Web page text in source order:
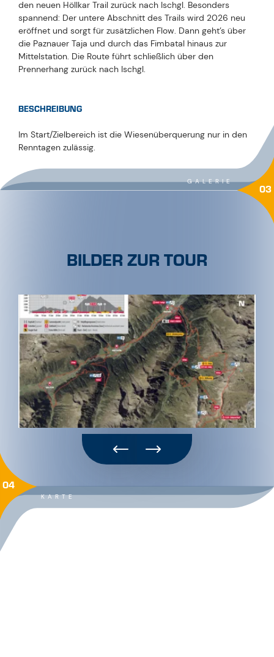
den neuen Höllkar Trail zurück nach Ischgl. Besonders
spannend: Der untere Abschnitt des Trails wird 2026 neu
eröffnet und sorgt für zusätzlichen Flow. Dann geht’s über
die Paznauer Taja und durch das Fimbatal hinaus zur
Mittelstation. Die Route führt schließlich über den
Prennerhang zurück nach Ischgl.
BESCHREIBUNG
Im Start/Zielbereich ist die Wiesenüberquerung nur in den
Renntagen zulässig.
GALERIE 03
BILDER ZUR TOUR
KARTE
04